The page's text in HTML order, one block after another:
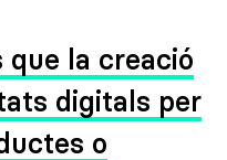
que la creació
digitals per
o